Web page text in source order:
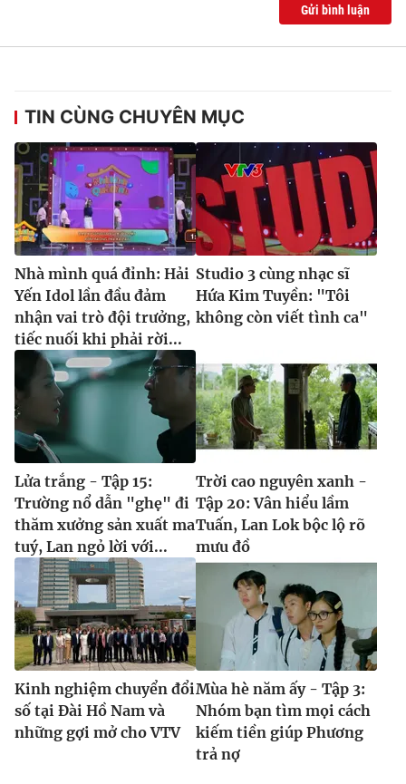
Gửi bình luận
TIN CÙNG CHUYÊN MỤC
Nhà mình quá đỉnh: Hải
Yến Idol lần đầu đảm
nhận vai trò đội trưởng,
tiếc nuối khi phải rời...
Studio 3 cùng nhạc sĩ
Hứa Kim Tuyền: "Tôi
không còn viết tình ca"
Lửa trắng - Tập 15:
Trường nổ dẫn "ghẹ" đi
thăm xưởng sản xuất ma
tuý, Lan ngỏ lời với...
Trời cao nguyên xanh -
Tập 20: Vân hiểu lầm
Tuấn, Lan Lok bộc lộ rõ
mưu đồ
Kinh nghiệm chuyển đổi
số tại Đài Hồ Nam và
những gợi mở cho VTV
Mùa hè năm ấy - Tập 3:
Nhóm bạn tìm mọi cách
kiếm tiền giúp Phương
trả nợ